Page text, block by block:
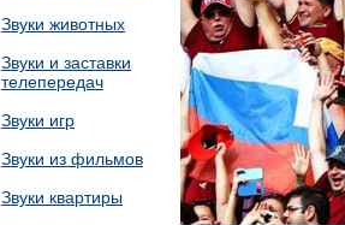
Звуки животных
Звуки и заставки
телепередач
Звуки игр
Звуки из фильмов
Звуки квартиры